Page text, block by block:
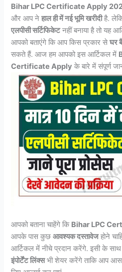
Bihar LPC Certificate Apply
और आप नेहाल ही में नई भूमि खरीदीहै.
एलपीसी सर्टिफिकेटनहीं बनाया है तो यह
आपको बताएंगे कि आप किस प्रकार सेघर
सकते हैं. आज हम आपको इस आर्टिकल में
Certificate Apply के बारे में संपूर्ण
आपको बताना चाहेंगे कि Bihar LPC
आपके पास कुछआवश्यक दस्तावेजहोने
आर्टिकल में नीचे प्रदान करेंगे. इसी के
इंपोर्टेंट लिंक्सभी शेयर करेंगे ताकि आप